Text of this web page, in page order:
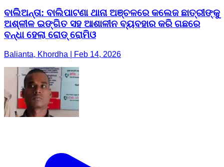
ବାଲିିଅନ୍ତା: ବାଲିପାଟଣା ଥାନା ଅଞ୍ଚଳରେ କଲେଜ ଛାତ୍ରୀଙ୍କୁ
ଅଶ୍ଳୀଳ ଇଙ୍ଗିତ ସହ ଆଶାଳୀନ ବ୍ୟବହାର କରି ଗଛରେ
ବନ୍ଧା ହେଲା ରୋଡ୍ ରୋମିଓ
Balianta, Khordha | Feb 14, 2026